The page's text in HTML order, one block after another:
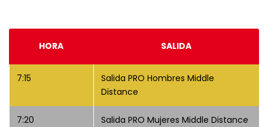
HORA SALIDA
7:15
Salida PRO Hombres Middle
Distance
7:20 Salida PRO Mujeres Middle Distance